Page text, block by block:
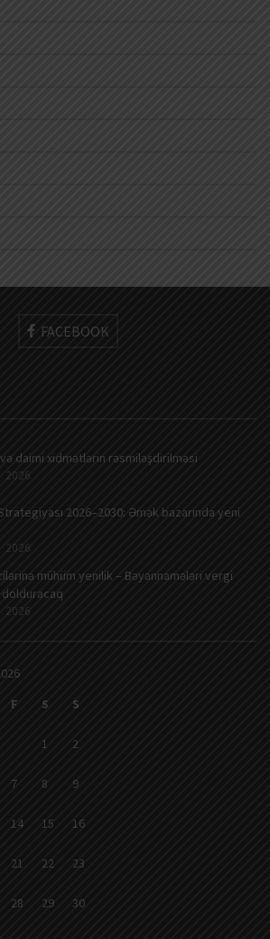
FACEBOOK
daimi xidmətlərin rəsmiləşdirilməsi
2026
2026–2030: Əmək bazarında yeni
2026
mühüm yenilik – Bəyannamələri vergi
dolduracaq
2026
F S S
1 2
7 8 9
14 15 16
21 22 23
28 29 30